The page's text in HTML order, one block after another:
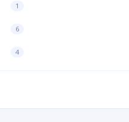
1
6
4